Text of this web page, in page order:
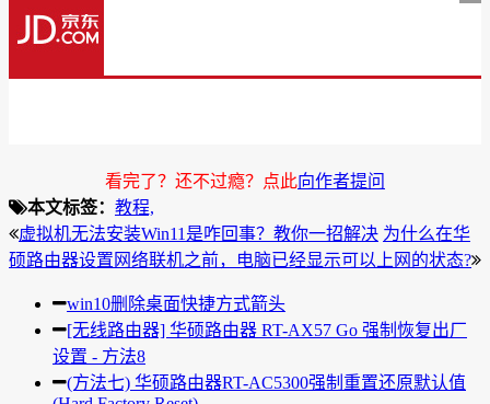
看完了？还不过瘾？点此向作者提问
本文标签： 教程,
虚拟机无法安装Win11是咋回事？教你一招解决 为什么在华
硕路由器设置网络联机之前，电脑已经显示可以上网的状态?
win10删除桌面快捷方式箭头
[无线路由器] 华硕路由器 RT-AX57 Go 强制恢复出厂
设置 - 方法8
(方法七) 华硕路由器RT-AC5300强制重置还原默认值